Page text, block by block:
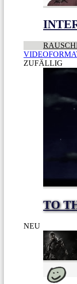
ZUFÄLLIG
TO
NEU